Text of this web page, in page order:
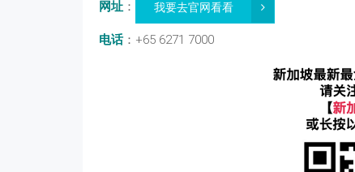
网址 ： 我要去官网看看
电话：+65 6271 7000